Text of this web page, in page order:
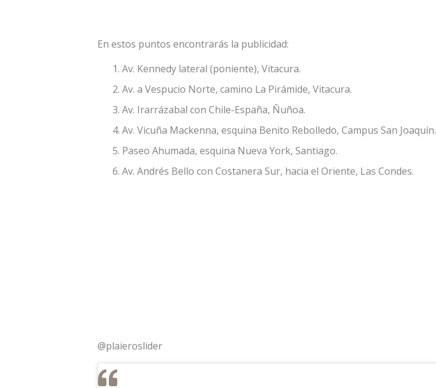
En estos puntos encontrarás la publicidad:
Av. Kennedy lateral (poniente), Vitacura.
Av. a Vespucio Norte, camino La Pirámide, Vitacura.
Av. Irarrázabal con Chile-España, Ñuñoa.
Av. Vicuña Mackenna, esquina Benito Rebolledo, Campus San Joaquín.
Paseo Ahumada, esquina Nueva York, Santiago.
Av. Andrés Bello con Costanera Sur, hacia el Oriente, Las Condes.
@plaieroslider